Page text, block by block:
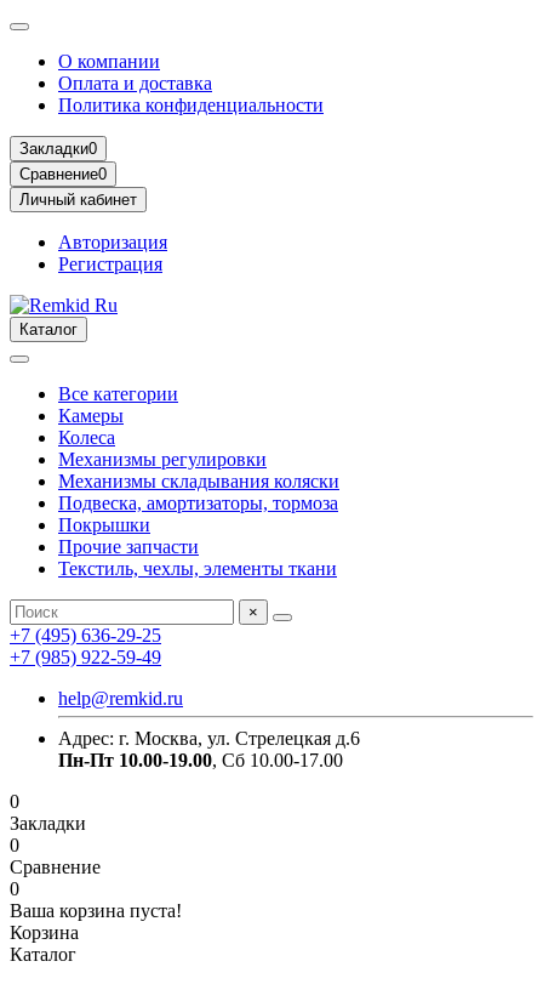
О компании
Оплата и доставка
Политика конфиденциальности
Закладки0
Сравнение0
Личный кабинет
Авторизация
Регистрация
Каталог
Все категории
Камеры
Колеса
Механизмы регулировки
Механизмы складывания коляски
Подвеска, амортизаторы, тормоза
Покрышки
Прочие запчасти
Текстиль, чехлы, элементы ткани
×
+7 (495) 636-29-25
+7 (985) 922-59-49
help@remkid.ru
Адрес: г. Москва, ул. Стрелецкая д.6
Пн-Пт 10.00-19.00, Сб 10.00-17.00
0
Закладки
0
Сравнение
0
Ваша корзина пуста!
Корзина
Каталог